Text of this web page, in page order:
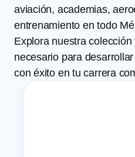
aviación, academias,
entrenamiento en todo
Explora nuestra
necesario para
con éxito en tu carrera